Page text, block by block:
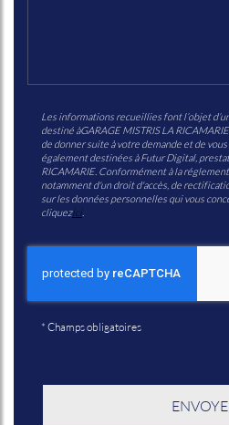
Les informations recueillies font l’objet
destiné àGARAGE MISTRIS LA RICAMARIE
de donner suite à votre demande et de
également destinées à Futur Digital,
RICAMARIE. Conformément à la
notamment d'un droit d'accès, de
sur les données personnelles qui vous
cliquezici.
* Champs obligatoires